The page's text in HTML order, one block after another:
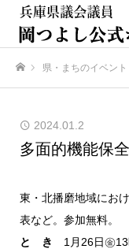
県・まちのイベント
2024.01.2
多面的機能保
東・北播磨地域にお
表など。参加無料。
と き
1月26日㊎